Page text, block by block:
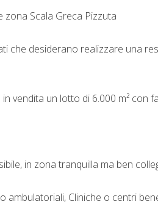
zona Scala Greca Pizzuta
che desiderano realizzare una
vendita un lotto di 6.000 m² con
in zona tranquilla ma ben
ambulatoriali, Cliniche o centri